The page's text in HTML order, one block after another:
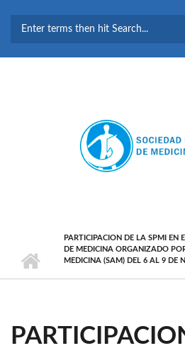
BÚSQUEDA
PARTICIPACION DE LA SPMI EN
DE MEDICINA ORGANIZADO
MEDICINA (SAM) DEL 6 AL 9 DE